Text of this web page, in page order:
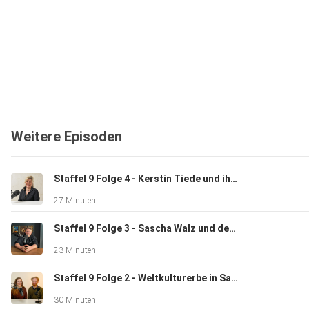
Weitere Episoden
Staffel 9 Folge 4 - Kerstin Tiede und ihr Baumwipfel-Resort „Lug ins Land“ im Harz
27 Minuten
Staffel 9 Folge 3 - Sascha Walz und der Genussfinder Sachsen-Anhalt
23 Minuten
Staffel 9 Folge 2 - Weltkulturerbe in Sachsen-Anhalt: Die neue Gartenreich-App
30 Minuten